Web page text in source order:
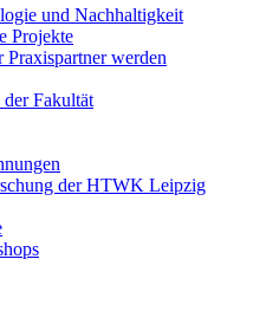
und Nachhaltigkeit
Projekte
Praxispartner werden
Fakultät
der HTWK Leipzig